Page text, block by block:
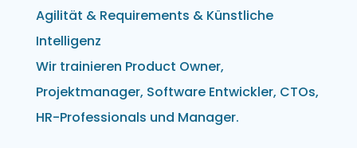
Agilität & Requirements & Künstliche
Intelligenz
Wir trainieren Product Owner,
Projektmanager, Software Entwickler, CTOs,
HR-Professionals und Manager.